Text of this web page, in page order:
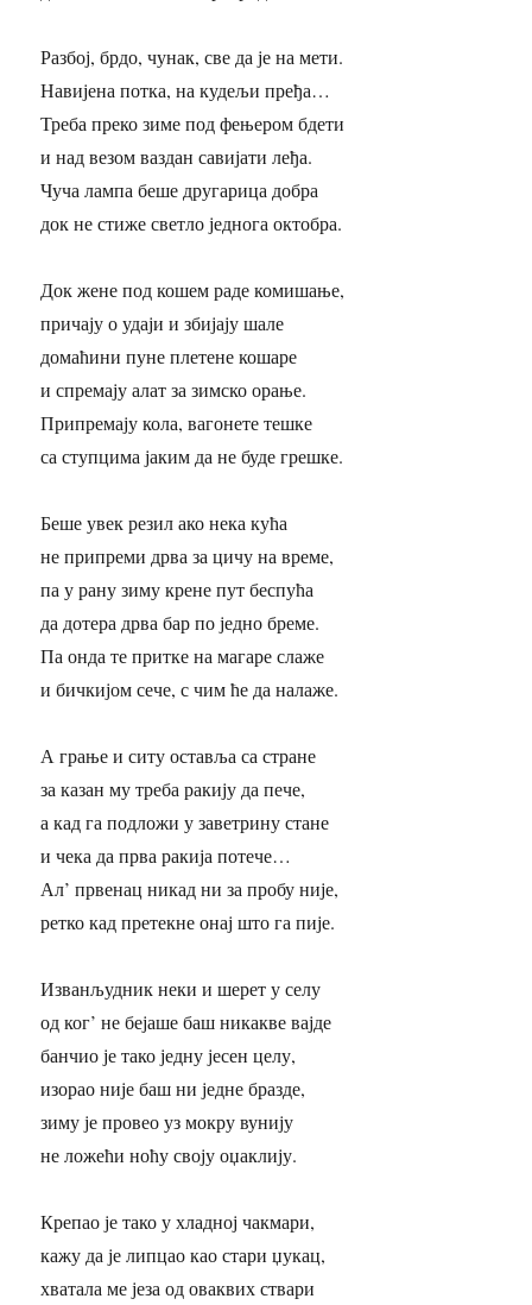
Разбој, брдо, чунак, све да је на мети.
Навијена потка, на кудељи пређа…
Треба преко зиме под фењером бдети
и над везом ваздан савијати леђа.
Чуча лампа беше другарица добра
док не стиже светло једнога октобра.
Док жене под кошем раде комишање,
причају о удаји и збијају шале
домаћини пуне плетене кошаре
и спремају алат за зимско орање.
Припремају кола, вагонете тешке
са ступцима јаким да не буде грешке.
Беше увек резил ако нека кућа
не припреми дрва за цичу на време,
па у рану зиму крене пут беспућа
да дотера дрва бар по једно бреме.
Па онда те притке на магаре слаже
и бичкијом сече, с чим ће да налаже.
А грање и ситу оставља са стране
за казан му треба ракију да пече,
а кад га подложи у заветрину стане
и чека да прва ракија потече…
Ал’ првенац никад ни за пробу није,
ретко кад претекне онај што га пије.
Изванљудник неки и шерет у селу
од ког’ не бејаше баш никакве вајде
банчио је тако једну јесен целу,
изорао није баш ни једне бразде,
зиму је провео уз мокру вунију
не ложећи ноћу своју оџаклију.
Крепао је тако у хладној чакмари,
кажу да је липцао као стари џукац,
хватала ме језа од оваквих ствари